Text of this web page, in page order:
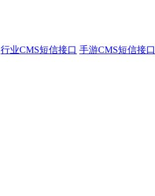
行业CMS短信接口 手游CMS短信接口